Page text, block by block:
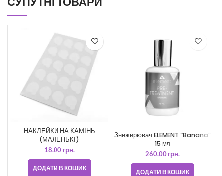
НАКЛЕЙКИ НА КАМІНЬ
(МАЛЕНЬКІ)
18.00 грн.
ДОДАТИ В КОШИК
Знежирювач ELEMENT “Banana”
15 мл
260.00 грн.
ДОДАТИ В КОШИК